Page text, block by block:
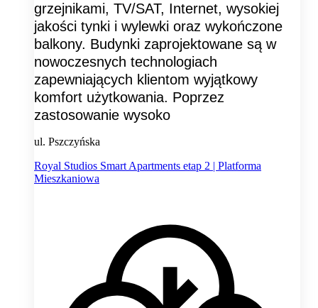
grzejnikami, TV/SAT, Internet, wysokiej
jakości tynki i wylewki oraz wykończone
balkony. Budynki zaprojektowane są w
nowoczesnych technologiach
zapewniających klientom wyjątkowy
komfort użytkowania. Poprzez
zastosowanie wysoko
ul. Pszczyńska
Royal Studios Smart Apartments etap 2 | Platforma
Mieszkaniowa